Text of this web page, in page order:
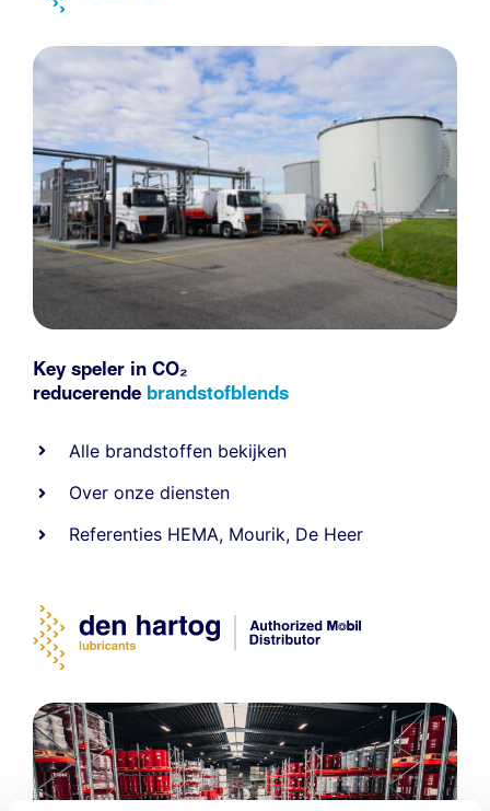
Key speler in CO₂
reducerende brandstofblends
Alle brandstoffen bekijken
Over onze diensten
Referenties HEMA, Mourik, De Heer